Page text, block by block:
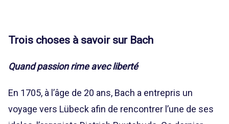
Trois choses à savoir sur Bach
Quand passion rime avec liberté
En 1705, à l’âge de 20 ans, Bach a entrepris un
voyage vers Lübeck afin de rencontrer l’une de ses